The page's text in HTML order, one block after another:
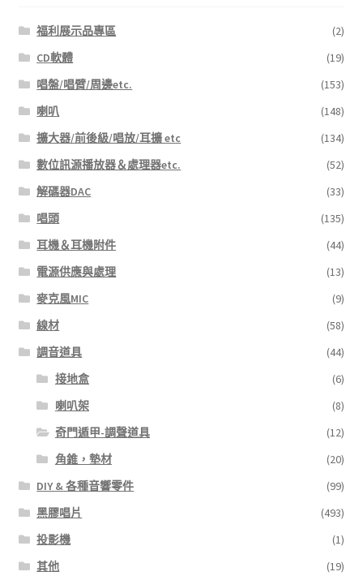
福利展示品專區
(2)
CD軟體
(19)
唱盤/唱臂/周邊etc.
(153)
喇叭
(148)
擴大器/前後級/唱放/耳擴 etc
(134)
數位訊源播放器＆處理器etc.
(52)
解碼器DAC
(33)
唱頭
(135)
耳機＆耳機附件
(44)
電源供應與處理
(13)
麥克風MIC
(9)
線材
(58)
調音道具
(44)
接地盒
(6)
喇叭架
(8)
奇門遁甲-調聲道具
(12)
角錐，墊材
(20)
DIY & 各種音響零件
(99)
黑膠唱片
(493)
投影機
(1)
其他
(19)